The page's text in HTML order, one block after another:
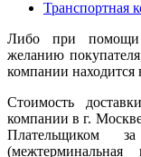
Транспортная
Либо при помощи
желанию
компании
Стоимость
компании в г.
Плательщиком
(межтерминальная